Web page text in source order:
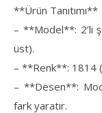
**Ürün Tanıtımı**
– **Model**: 2’li
üst).
– **Renk**: 1814
– **Desen**:
fark yaratır.